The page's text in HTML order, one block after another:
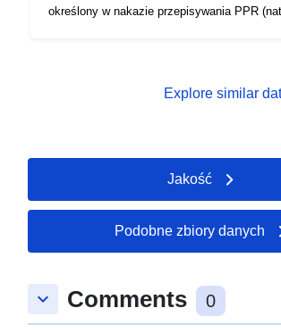
określony w nakazie przepisywania PPR
dla PPRN i PM3 dla PPRT);- zakres
Explore similar
Jakość
Podobne zbiory danych
keyboard_arrow_down Comments 0